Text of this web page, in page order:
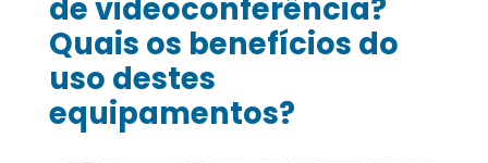
de videoconferência?
Quais os benefícios do
uso destes
equipamentos?